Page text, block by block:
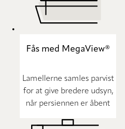
Fås med MegaView®
Lamellerne samles parvist
for at give bredere udsyn,
når persiennen er åbent